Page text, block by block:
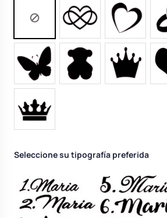
Seleccione su tipografía preferida